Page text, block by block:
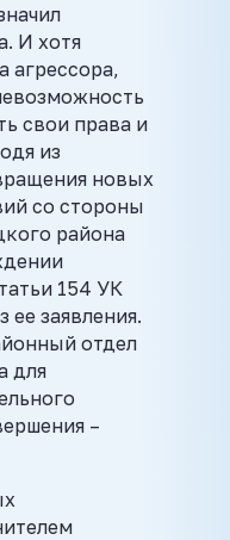
И хотя
агрессора,
свои права и
из
новых
со стороны
района
154 УК
ее заявления.
отдел
для
–